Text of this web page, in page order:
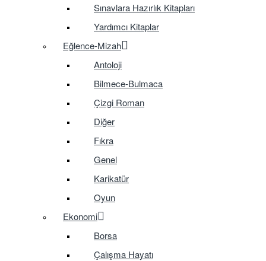
Sınavlara Hazırlık Kitapları
Yardımcı Kitaplar
Eğlence-Mizah
Antoloji
Bilmece-Bulmaca
Çizgi Roman
Diğer
Fıkra
Genel
Karikatür
Oyun
Ekonomi
Borsa
Çalışma Hayatı